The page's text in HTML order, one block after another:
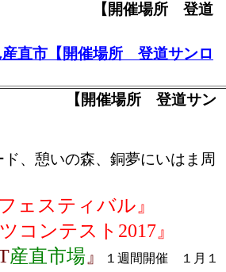
市 【開催場所 登道
産直市【開催場所 登道サンロ
【開催場所 登道サン
、憩いの森、銅夢にいはま周
ティバル』
テスト2017』
産直市場 』 １週間開催 １月１